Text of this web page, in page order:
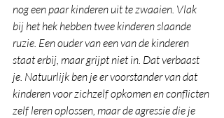
nog een paar kinderen uit te zwaaien. Vlak
bij het hek hebben twee kinderen slaande
ruzie. Een ouder van een van de kinderen
staat erbij, maar grijpt niet in. Dat verbaast
je. Natuurlijk ben je er voorstander van dat
kinderen voor zichzelf opkomen en conflicten
zelf leren oplossen, maar de agressie die je